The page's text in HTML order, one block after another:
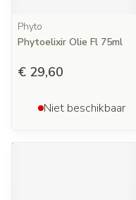
Phyto
Phytoelixir Olie Fl 75ml
€ 29,60
Niet beschikbaar